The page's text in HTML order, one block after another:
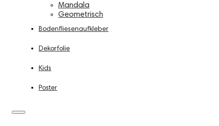
Mandala
Geometrisch
Bodenfliesenaufkleber
Dekorfolie
Kids
Poster